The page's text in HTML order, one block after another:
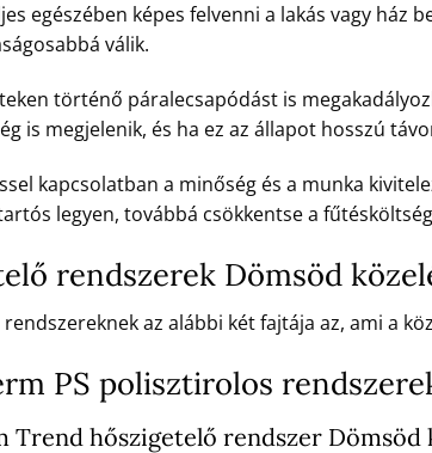
egészében képes felvenni a lakás vagy
válik.
történő páralecsapódást is
is megjelenik, és ha ez az állapot hosszú
kapcsolatban a minőség és a munka
legyen, továbbá csökkentse a
rendszerek Dömsöd
az alábbi két fajtája az, ami a
PS polisztirolos
Trend hőszigetelő rendszer Dömsöd